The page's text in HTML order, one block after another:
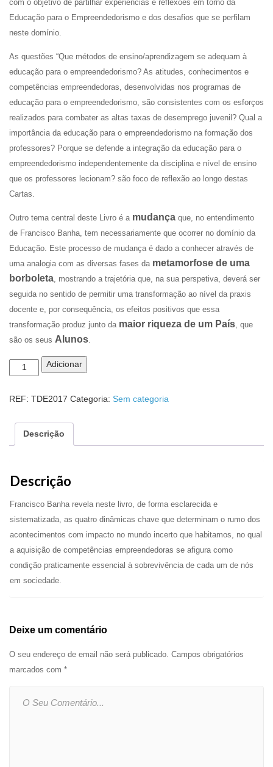
com o objetivo de partilhar experiências e reflexões em torno da
Educação para o Empreendedorismo e dos desafios que se perfilam
neste domínio.
As questões “Que métodos de ensino/aprendizagem se adequam à
educação para o empreendedorismo? As atitudes, conhecimentos e
competências empreendedoras, desenvolvidas nos programas de
educação para o empreendedorismo, são consistentes com os esforços
realizados para combater as altas taxas de desemprego juvenil? Qual a
importância da educação para o empreendedorismo na formação dos
professores? Porque se defende a integração da educação para o
empreendedorismo independentemente da disciplina e nível de ensino
que os professores lecionam? são foco de reflexão ao longo destas
Cartas.
Outro tema central deste Livro é a mudança que, no entendimento
de Francisco Banha, tem necessariamente que ocorrer no domínio da
Educação. Este processo de mudança é dado a conhecer através de
uma analogia com as diversas fases da metamorfose de uma
borboleta, mostrando a trajetória que, na sua perspetiva, deverá ser
seguida no sentido de permitir uma transformação ao nível da praxis
docente e, por consequência, os efeitos positivos que essa
transformação produz junto da maior riqueza de um País, que
são os seus Alunos.
Quantidade
de
Triunfo
Empreendedores
Adicionar
REF: TDE2017 Categoria: Sem categoria
Descrição
Descrição
Francisco Banha revela neste livro, de forma esclarecida e
sistematizada, as quatro dinâmicas chave que determinam o rumo dos
acontecimentos com impacto no mundo incerto que habitamos, no qual
a aquisição de competências empreendedoras se afigura como
condição praticamente essencial à sobrevivência de cada um de nós
em sociedade.
Deixe um comentário
O seu endereço de email não será publicado. Campos obrigatórios
marcados com *